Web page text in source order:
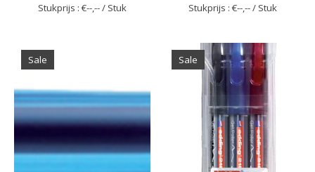
Stukprijs : €--,-- / Stuk Stukprijs : €--,-- / Stuk
Sale Sale